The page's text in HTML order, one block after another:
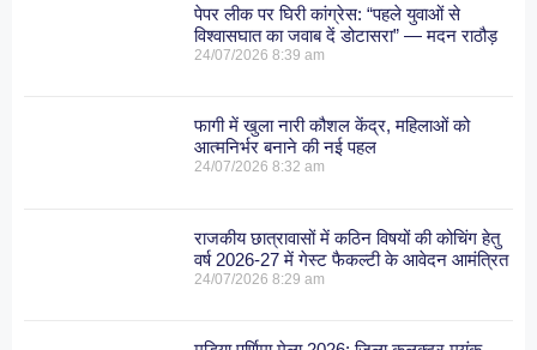
पेपर लीक पर घिरी कांग्रेस: “पहले युवाओं से
विश्वासघात का जवाब दें डोटासरा” — मदन राठौड़
24/07/20268:39 am
फागी में खुला नारी कौशल केंद्र, महिलाओं को
आत्मनिर्भर बनाने की नई पहल
24/07/20268:32 am
राजकीय छात्रावासों में कठिन विषयों की कोचिंग हेतु
वर्ष 2026-27 में गेस्ट फैकल्टी के आवेदन आमंत्रित
24/07/20268:29 am